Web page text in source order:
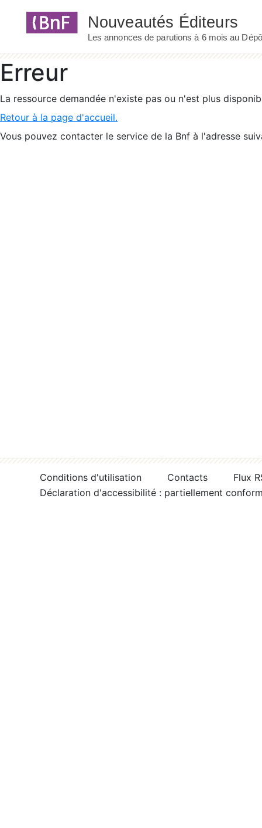
Erreur
La ressource demandée n'existe pas ou n'est plus
Retour à la page d'accueil.
Vous pouvez contacter le service de la Bnf à l'adresse
Conditions d'utilisation Contacts
Flux
Déclaration d'accessibilité : partiellement